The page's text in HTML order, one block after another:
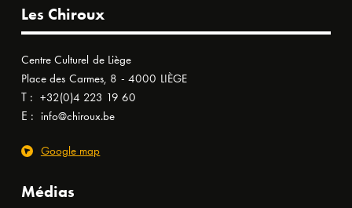
Les Chiroux
Centre Culturel de Liège
Place des Carmes, 8 - 4000 LIÈGE
T : +32(0)4 223 19 60
E : info@chiroux.be
Google map
Médias